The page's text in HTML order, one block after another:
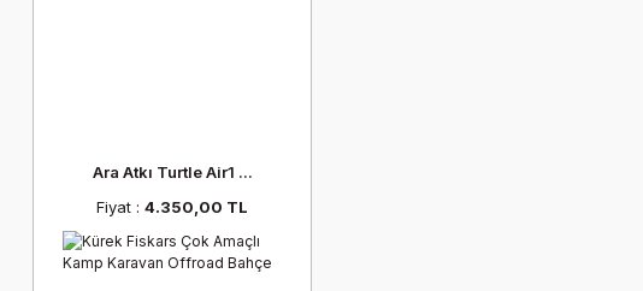
Ara Atkı Turtle Air1 ...
Fiyat :4.350,00 TL